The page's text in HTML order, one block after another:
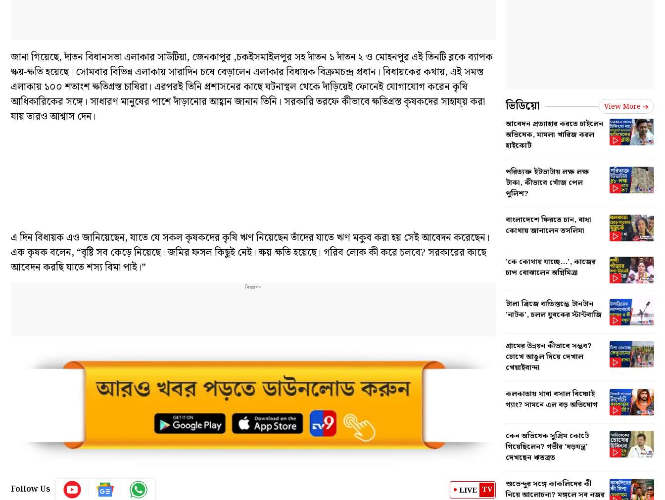
জানা গিয়েছে, দাঁতন বিধানসভা এলাকার সাউটিয়া, জেনকাপুর ,চকইসমাইলপুর সহ দাঁতন ১ দাঁতন ২ ও মোহনপুর এই তিনটি ব্লকে ব্যাপক
ক্ষয়-ক্ষতি হয়েছে। সোমবার বিভিন্ন এলাকায় সারাদিন চষে বেড়ালেন এলাকার বিধায়ক বিক্রমচন্দ্র প্রধান। বিধায়কের কথায়, এই সমস্ত
এলাকায় ১০০ শতাংশ ক্ষতিগ্রস্ত চাষিরা। এরপরই তিনি প্রশাসনের কাছে ঘটনাস্থল থেকে দাঁড়িয়েই ফোনেই যোগাযোগ করেন কৃষি
আধিকারিকের সঙ্গে। সাধারণ মানুষের পাশে দাঁড়ানোর আহ্বান জানান তিনি। সরকারি তরফে কীভাবে ক্ষতিগ্রস্ত কৃষকদের সাহায্য় করা
যায় তারও আশ্বাস দেন।
এ দিন বিধায়ক এও জানিয়েছেন, যাতে যে সকল কৃষকদের কৃষি ঋণ নিয়েছেন তাঁদের যাতে ঋণ মকুব করা হয় সেই আবেদন করেছেন।
এক কৃষক বলেন, “বৃষ্টি সব কেড়ে নিয়েছে। জমির ফসল কিছুই নেই। ক্ষয়-ক্ষতি হয়েছে। গরিব লোক কী করে চলবে? সরকারের কাছে
আবেদন করছি যাতে শস্য বিমা পাই।”
Follow Us LIVE TV
ভিডিয়ো View More
আবেদন প্রত্যাহার করতে চাইলেন
অভিষেক, মামলা খারিজ করল
হাইকোর্ট
পরিত্যক্ত ইটভাটায় লক্ষ লক্ষ
টাকা, কীভাবে খোঁজ পেল
পুলিশ?
বাংলাদেশে ফিরতে চান, বাধা
কোথায় জানালেন তসলিমা
'কে কোথায় যাচ্ছে...', কাজের
চাপ বোঝালেন অগ্নিমিত্রা
টালা ব্রিজে বাতিস্তম্ভে টানটান
'নাটক', চলল যুবকের স্টান্টবাজি
গ্রামের উন্নয়ন কীভাবে সম্ভব?
চোখে আঙুল দিয়ে দেখাল
খেয়াইবান্দা
কলকাতায় থাবা বসাল বিষ্ণোই
গ্যাং? সামনে এল বড় অভিযোগ
কেন অভিষেক সুপ্রিম কোর্টে
গিয়েছিলেন? গভীর 'ষড়যন্ত্র'
দেখছেন ঋতব্রত
শুভেন্দুর সঙ্গে কাকলিদের কী
নিয়ে আলোচনা? মঙ্গলে সব নজর